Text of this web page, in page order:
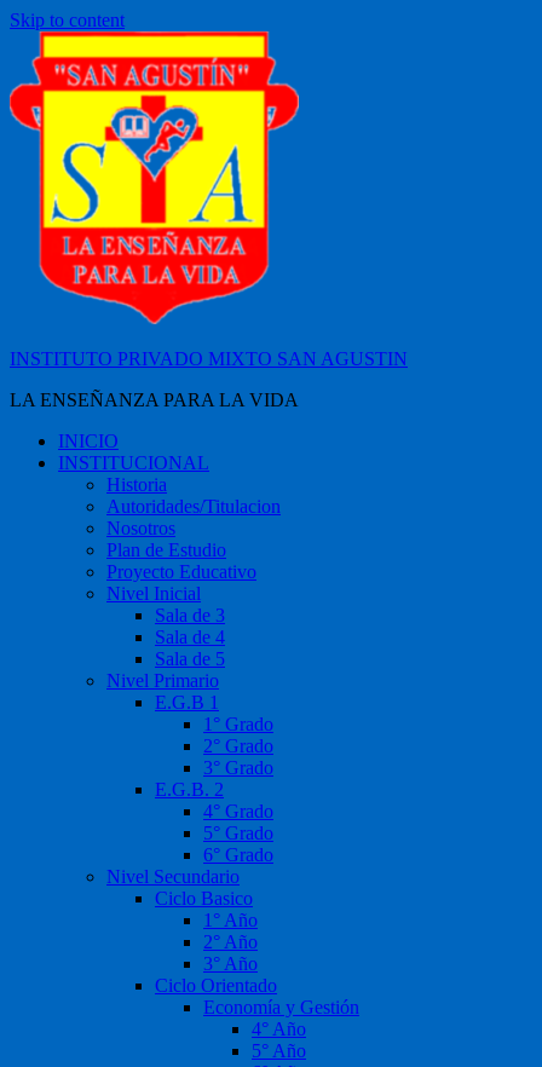
Skip to content
INSTITUTO PRIVADO MIXTO SAN AGUSTIN
LA ENSEÑANZA PARA LA VIDA
INICIO
INSTITUCIONAL
Historia
Autoridades/Titulacion
Nosotros
Plan de Estudio
Proyecto Educativo
Nivel Inicial
Sala de 3
Sala de 4
Sala de 5
Nivel Primario
E.G.B 1
1° Grado
2° Grado
3° Grado
E.G.B. 2
4° Grado
5° Grado
6° Grado
Nivel Secundario
Ciclo Basico
1° Año
2° Año
3° Año
Ciclo Orientado
Economía y Gestión
4° Año
5° Año